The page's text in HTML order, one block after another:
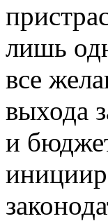
лишь
все
выхода
и